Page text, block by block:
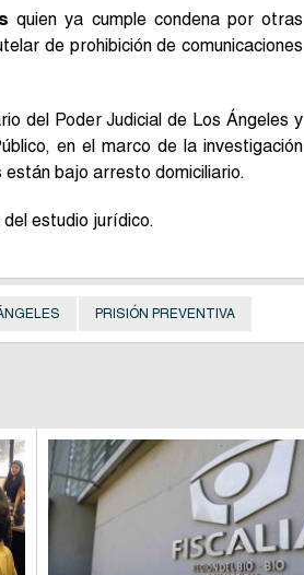
quien ya cumple condena por otras
de prohibición de comunicaciones
del Poder Judicial de Los Ángeles y
en el marco de la investigación
están bajo arresto domiciliario.
estudio jurídico.
PRISIÓN PREVENTIVA